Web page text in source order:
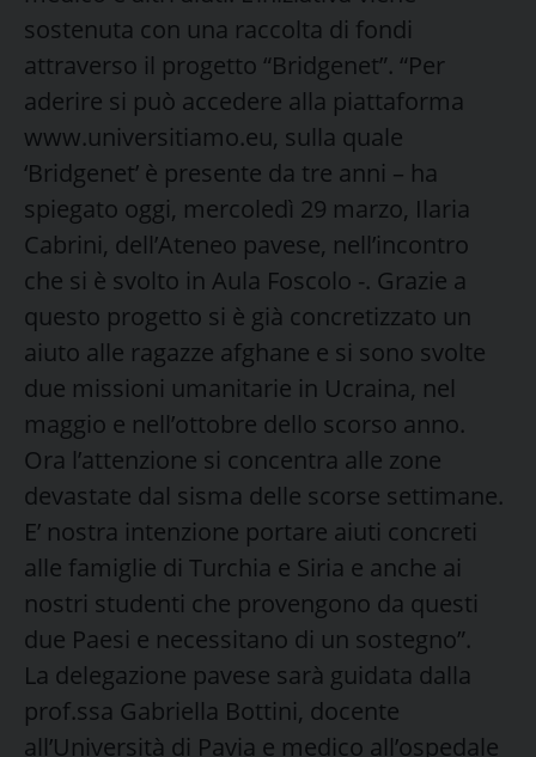
sostenuta con una raccolta di fondi
attraverso il progetto “Bridgenet”. “Per
aderire si può accedere alla piattaforma
www.universitiamo.eu, sulla quale
‘Bridgenet’ è presente da tre anni – ha
spiegato oggi, mercoledì 29 marzo, Ilaria
Cabrini, dell’Ateneo pavese, nell’incontro
che si è svolto in Aula Foscolo -. Grazie a
questo progetto si è già concretizzato un
aiuto alle ragazze afghane e si sono svolte
due missioni umanitarie in Ucraina, nel
maggio e nell’ottobre dello scorso anno.
Ora l’attenzione si concentra alle zone
devastate dal sisma delle scorse settimane.
E’ nostra intenzione portare aiuti concreti
alle famiglie di Turchia e Siria e anche ai
nostri studenti che provengono da questi
due Paesi e necessitano di un sostegno”.
La delegazione pavese sarà guidata dalla
prof.ssa Gabriella Bottini, docente
all’Università di Pavia e medico all’ospedale